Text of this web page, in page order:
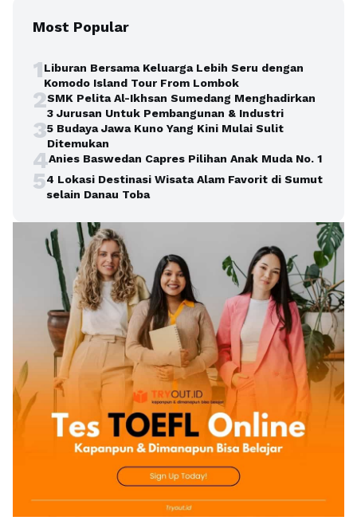
Most Popular
1Liburan Bersama Keluarga Lebih Seru dengan
Komodo Island Tour From Lombok
2SMK Pelita Al-Ikhsan Sumedang Menghadirkan
3 Jurusan Untuk Pembangunan & Industri
35 Budaya Jawa Kuno Yang Kini Mulai Sulit
Ditemukan
4Anies Baswedan Capres Pilihan Anak Muda No. 1
54 Lokasi Destinasi Wisata Alam Favorit di Sumut
selain Danau Toba